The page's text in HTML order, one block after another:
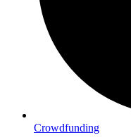
Crowdfunding